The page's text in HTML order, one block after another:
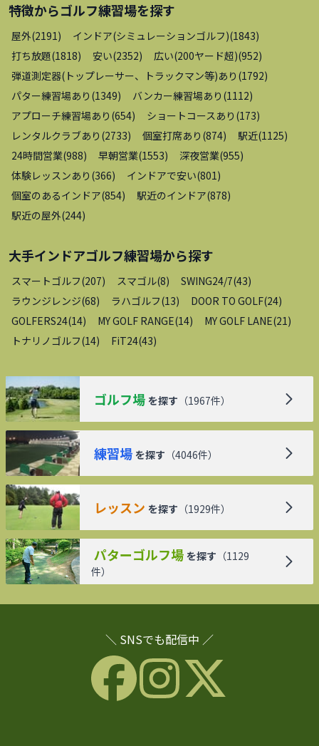
特徴からゴルフ練習場を探す
屋外(2191) インドア(シミュレーションゴルフ)(1843)
打ち放題(1818) 安い(2352) 広い(200ヤード超)(952)
弾道測定器(トップレーサー、トラックマン等)あり (1792)
パター練習場あり (1349) バンカー練習場あり (1112)
アプローチ練習場あり (654) ショートコースあり (173)
レンタルクラブあり (2733) 個室打席あり (874) 駅近(1125)
24時間営業(988) 早朝営業(1553) 深夜営業(955)
体験レッスンあり (366) インドアで安い(801)
個室のあるインドア(854) 駅近のインドア(878)
駅近の屋外(244)
大手インドアゴルフ練習場から探す
スマートゴルフ(207) スマゴル(8) SWING24/7(43)
ラウンジレンジ(68) ラハゴルフ(13) DOOR TO GOLF(24)
GOLFERS24(14) MY GOLF RANGE(14) MY GOLF LANE(21)
トナリノゴルフ(14) FiT24(43)
ゴルフ場 を探す （1967件）
練習場 を探す （4046件）
レッスン を探す （1929件）
パターゴルフ場 を探す （1129
件）
＼ SNSでも配信中 ／